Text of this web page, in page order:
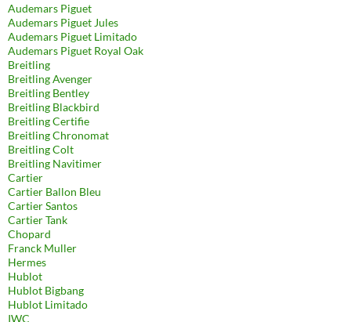
Audemars Piguet
Audemars Piguet Jules
Audemars Piguet Limitado
Audemars Piguet Royal Oak
Breitling
Breitling Avenger
Breitling Bentley
Breitling Blackbird
Breitling Certifie
Breitling Chronomat
Breitling Colt
Breitling Navitimer
Cartier
Cartier Ballon Bleu
Cartier Santos
Cartier Tank
Chopard
Franck Muller
Hermes
Hublot
Hublot Bigbang
Hublot Limitado
IWC